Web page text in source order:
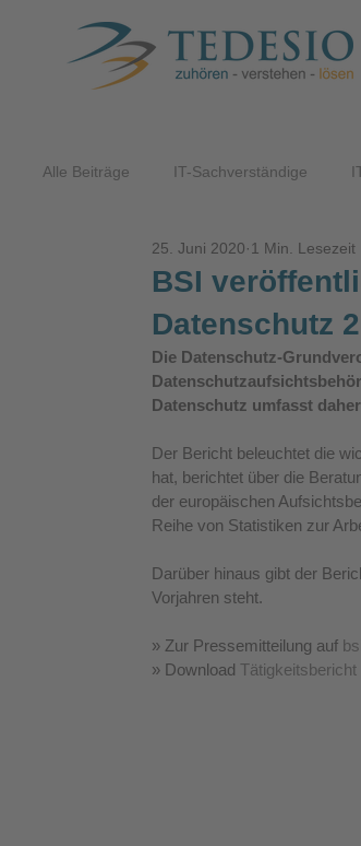
Alle Beiträge IT-Sachverständige
ITK-Lösungen
BSI
Datenschutz
25. Juni 2020 1 Min. Lesezeit
Die Datenschutz-
Datenschutz umfasst
Der Bericht beleuchtet die
hat, berichtet über die
der europäischen
Reihe von Statistiken zur
Darüber hinaus gibt der
Vorjahren steht.
» Zur Pressemitteilung auf
» Download